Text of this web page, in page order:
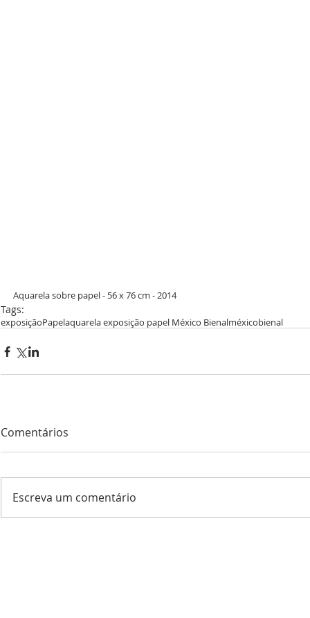
Aquarela sobre papel - 56 x 76 cm - 2014
Tags:
exposiçãoPapelaquarela exposição papel México Bienalméxicobienal
Comentários
Escreva um comentário